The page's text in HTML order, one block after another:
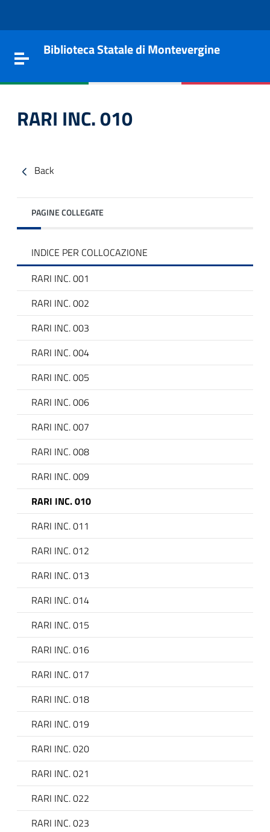
Toggle navigation
Biblioteca Statale di Montevergine
RARI INC. 010
Back
PAGINE COLLEGATE
INDICE PER COLLOCAZIONE
RARI INC. 001
RARI INC. 002
RARI INC. 003
RARI INC. 004
RARI INC. 005
RARI INC. 006
RARI INC. 007
RARI INC. 008
RARI INC. 009
RARI INC. 010
RARI INC. 011
RARI INC. 012
RARI INC. 013
RARI INC. 014
RARI INC. 015
RARI INC. 016
RARI INC. 017
RARI INC. 018
RARI INC. 019
RARI INC. 020
RARI INC. 021
RARI INC. 022
RARI INC. 023